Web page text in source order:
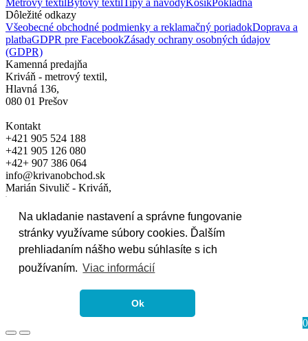
Na ukladanie nastavení a správne fungovanie
stránky využívame súbory cookies. Ďalším
prehliadaním nášho webu súhlasíte s ich
používaním. Viac informácií
Ok
Dôležité odkazy
Všeobecné obchodné podmienky a reklamačný poriadokDoprava a
platbaGDPR pre FacebookZásady ochrany osobných údajov
(GDPR)
Kamenná predajňa
Kriváň - metrový textil,
Hlavná 136,
080 01 Prešov
Kontakt
+421 905 524 188
+421 905 126 080
+42+ 907 386 064
info@krivanobchod.sk
Marián Sivulič - Kriváň,
Hlavná 136, 080 01 Prešov
DIČ: 1020739258
IČ DPH: SK1020739258
© 2024
0